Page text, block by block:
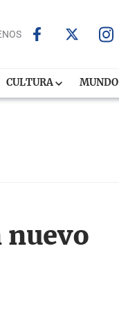
CULTURA MUNDO
nuevo